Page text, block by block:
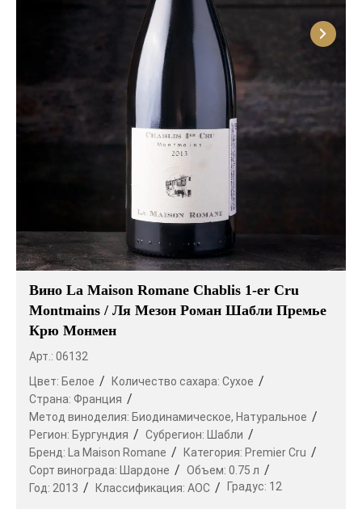
Вино La Maison Romane Chablis 1-er Cru
Montmains / Ля Мезон Роман Шабли Премье
Крю Монмен
Арт.: 06132
Цвет: Белое Количество сахара: Сухое
Страна: Франция
Метод виноделия: Биодинамическое, Натуральное
Регион: Бургундия Субрегион:
Шабли
Бренд:
La Maison Romane Категория: Premier Cru
Сорт винограда:
Шардоне Объем: 0.75 л
Год: 2013 Классификация: AOC Градус: 12